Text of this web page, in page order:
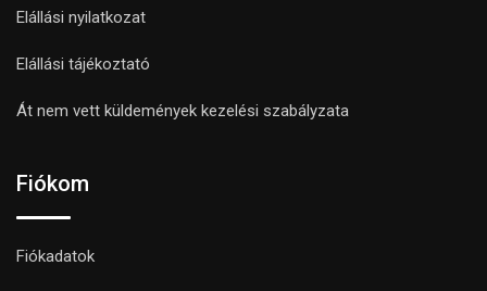
Elállási nyilatkozat
Elállási tájékoztató
Át nem vett küldemények kezelési szabályzata
Fiókom
Fiókadatok